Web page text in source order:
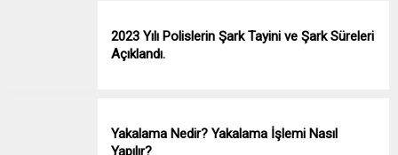
2023 Yılı Polislerin Şark Tayini ve Şark Süreleri
Açıklandı.
Yakalama Nedir? Yakalama İşlemi Nasıl
Yapılır?